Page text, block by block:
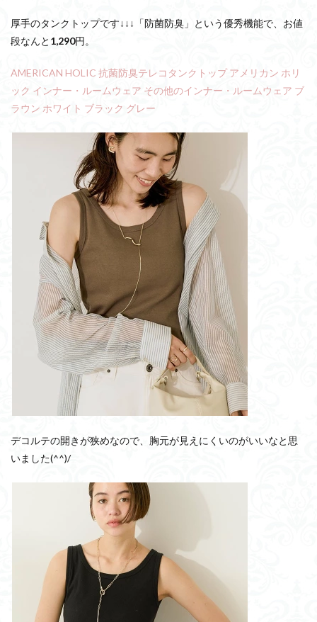
厚手のタンクトップです↓↓↓「防菌防臭」という優秀機能で、お値
段なんと 1,290円。
AMERICAN HOLIC 抗菌防臭テレコタンクトップ アメリカン ホリ
ック インナー・ルームウェア その他のインナー・ルームウェア ブ
ラウン ホワイト ブラック グレー
デコルテの開きが狭めなので、胸元が見えにくいのがいいなと思
いました(^^)/